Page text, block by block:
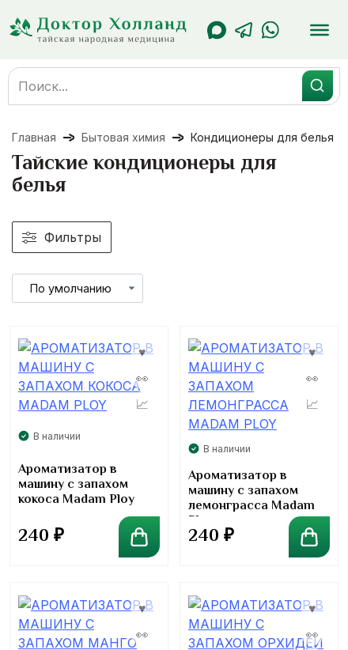
содержанию
Search
for:
Главная Бытовая химия Кондиционеры для белья
Тайские кондиционеры для
белья
Фильтры
В наличии
Ароматизатор в
машину с запахом
кокоса Madam Ploy
240 ₽
В наличии
Ароматизатор в
машину с запахом
лемонграсса Madam
Ploy
240 ₽